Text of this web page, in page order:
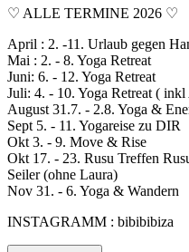
♡ ALLE TERMINE 2026 ♡
April : 2. -11. Urlaub gegen
Mai : 2. - 8. Yoga Retreat
Juni: 6. - 12. Yoga Retreat
Juli: 4. - 10. Yoga Retreat (
August 31.7. - 2.8. Yoga &
Sept 5. - 11. Yogareise zu DIR
Okt 3. - 9. Move & Rise
Okt 17. - 23. Rusu Treffen
Seiler (ohne Laura)
Nov 31. - 6. Yoga & Wandern
INSTAGRAMM : bibibibiza